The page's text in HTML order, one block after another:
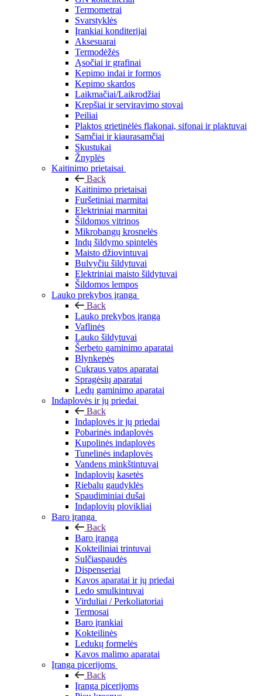
Termometrai
Svarstyklės
Įrankiai konditerijai
Aksesuarai
Termodėžės
Ąsočiai ir grafinai
Kepimo indai ir formos
Kepimo skardos
Laikmačiai/Laikrodžiai
Krepšiai ir serviravimo stovai
Peiliai
Plaktos grietinėlės flakonai, sifonai ir plaktuvai
Samčiai ir kiaurasamčiai
Skustukai
Žnyplės
Kaitinimo prietaisai
Back
Kaitinimo prietaisai
Furšetiniai marmitai
Elektriniai marmitai
Šildomos vitrinos
Mikrobangų krosnelės
Indų šildymo spintelės
Maisto džiovintuvai
Bulvyčiu šildytuvai
Elektriniai maisto šildytuvai
Šildomos lempos
Lauko prekybos įranga
Back
Lauko prekybos įranga
Vaflinės
Lauko šildytuvai
Šerbeto gaminimo aparatai
Blynkepės
Cukraus vatos aparatai
Spragėsių aparatai
Ledų gaminimo aparatai
Indaplovės ir jų priedai
Back
Indaplovės ir jų priedai
Pobarinės indaplovės
Kupolinės indaplovės
Tunelinės indaplovės
Vandens minkštintuvai
Indaplovių kasetės
Riebalų gaudyklės
Spaudiminiai dušai
Indaplovių plovikliai
Baro įranga
Back
Baro įranga
Kokteiliniai trintuvai
Sulčiaspaudės
Dispenseriai
Kavos aparatai ir jų priedai
Ledo smulkintuvai
Virduliai / Perkoliatoriai
Termosai
Baro įrankiai
Kokteilinės
Ledukų formelės
Kavos malimo aparatai
Įranga picerijoms
Back
Įranga picerijoms